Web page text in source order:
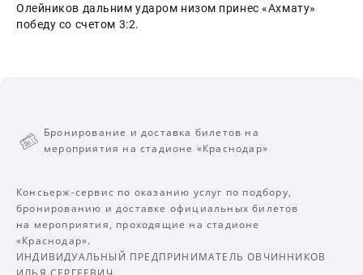
Олейников дальним ударом низом принес «Ахмату»
победу со счетом 3:2.
Бронирование и доставка билетов на
мероприятия на стадионе «Краснодар»
Консьерж-сервис по оказанию услуг по подбору,
бронированию и доставке официальных билетов
на мероприятия, проходящие на стадионе
«Краснодар».
ИНДИВИДУАЛЬНЫЙ ПРЕДПРИНИМАТЕЛЬ ОВЧИННИКОВ